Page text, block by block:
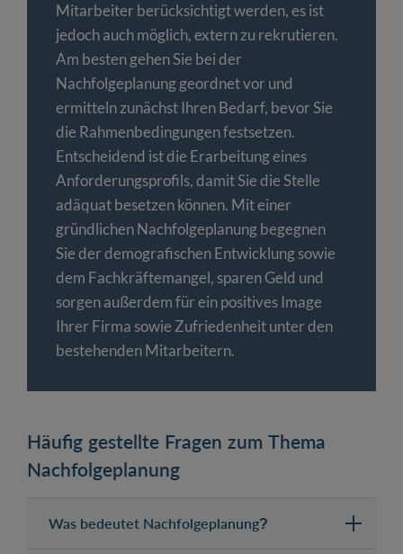
Mitarbeiter berücksichtigt werden, es ist
jedoch auch möglich, extern zu rekrutieren.
Am besten gehen Sie bei der
Nachfolgeplanung geordnet vor und
ermitteln zunächst Ihren Bedarf, bevor Sie
die Rahmenbedingungen festsetzen.
Entscheidend ist die Erarbeitung eines
Anforderungsprofils, damit Sie die Stelle
adäquat besetzen können. Mit einer
gründlichen Nachfolgeplanung begegnen
Sie der demografischen Entwicklung sowie
dem Fachkräftemangel, sparen Geld und
sorgen außerdem für ein positives Image
Ihrer Firma sowie Zufriedenheit unter den
bestehenden Mitarbeitern.
Häufig gestellte Fragen zum Thema
Nachfolgeplanung
Was bedeutet Nachfolgeplanung?